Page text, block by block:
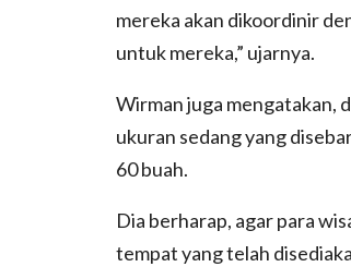
mereka akan dikoordinir
untuk mereka,” ujarnya.
Wirman juga mengatakan,
ukuran sedang yang
60 buah.
Dia berharap, agar para
tempat yang telah